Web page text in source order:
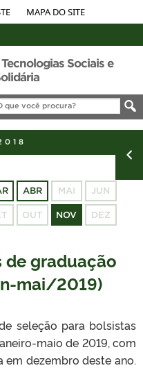
MAPA DO SITE
Sociais e
ABR MAI JUN
OUT NOV DEZ
de graduação
mai/2019)
seleção para bolsistas
maio de 2019, com
dezembro deste ano.